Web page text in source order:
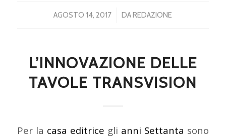
AGOSTO 14, 2017
/ DAREDAZIONE
L’INNOVAZIONE DELLE
TAVOLE TRANSVISION
Per la casa editrice gli anni Settanta sono